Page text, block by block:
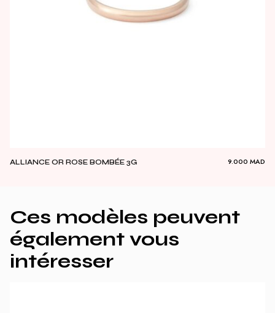
ALLIANCE OR ROSE BOMBÉE 3G 9.000 MAD
Ces modèles peuvent
également vous
intéresser